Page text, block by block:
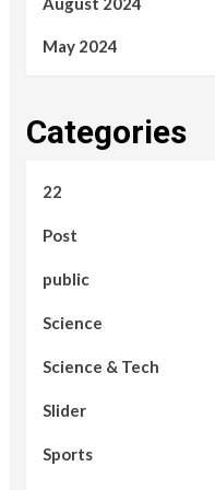
May 2024
Categories
22
Post
public
Science
Science & Tech
Slider
Sports